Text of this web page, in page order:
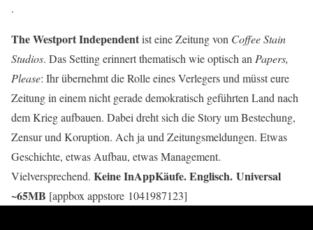
.
The Westport Independentist eine Zeitung von Coffee Stain
Studios. Das Setting erinnert thematisch wie optisch anPapers,
Please: Ihr übernehmt die Rolle eines Verlegers und müsst eure
Zeitung in einem nicht gerade demokratisch geführten Land nach
dem Krieg aufbauen. Dabei dreht sich die Story um Bestechung,
Zensur und Koruption. Ach ja und Zeitungsmeldungen. Etwas
Geschichte, etwas Aufbau, etwas Management.
Vielversprechend. Keine InAppKäufe. Englisch. Universal
~65MB [appbox appstore 1041987123]